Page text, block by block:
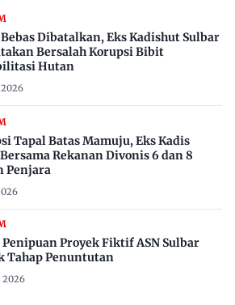
Dibatalkan, Eks Kadishut Sulbar
Bersalah Korupsi Bibit
Hutan
Tapal Batas Mamuju, Eks Kadis
Bersama Rekanan Divonis 6 dan 8
Penjara
Penipuan Proyek Fiktif ASN Sulbar
Tahap Penuntutan
2026